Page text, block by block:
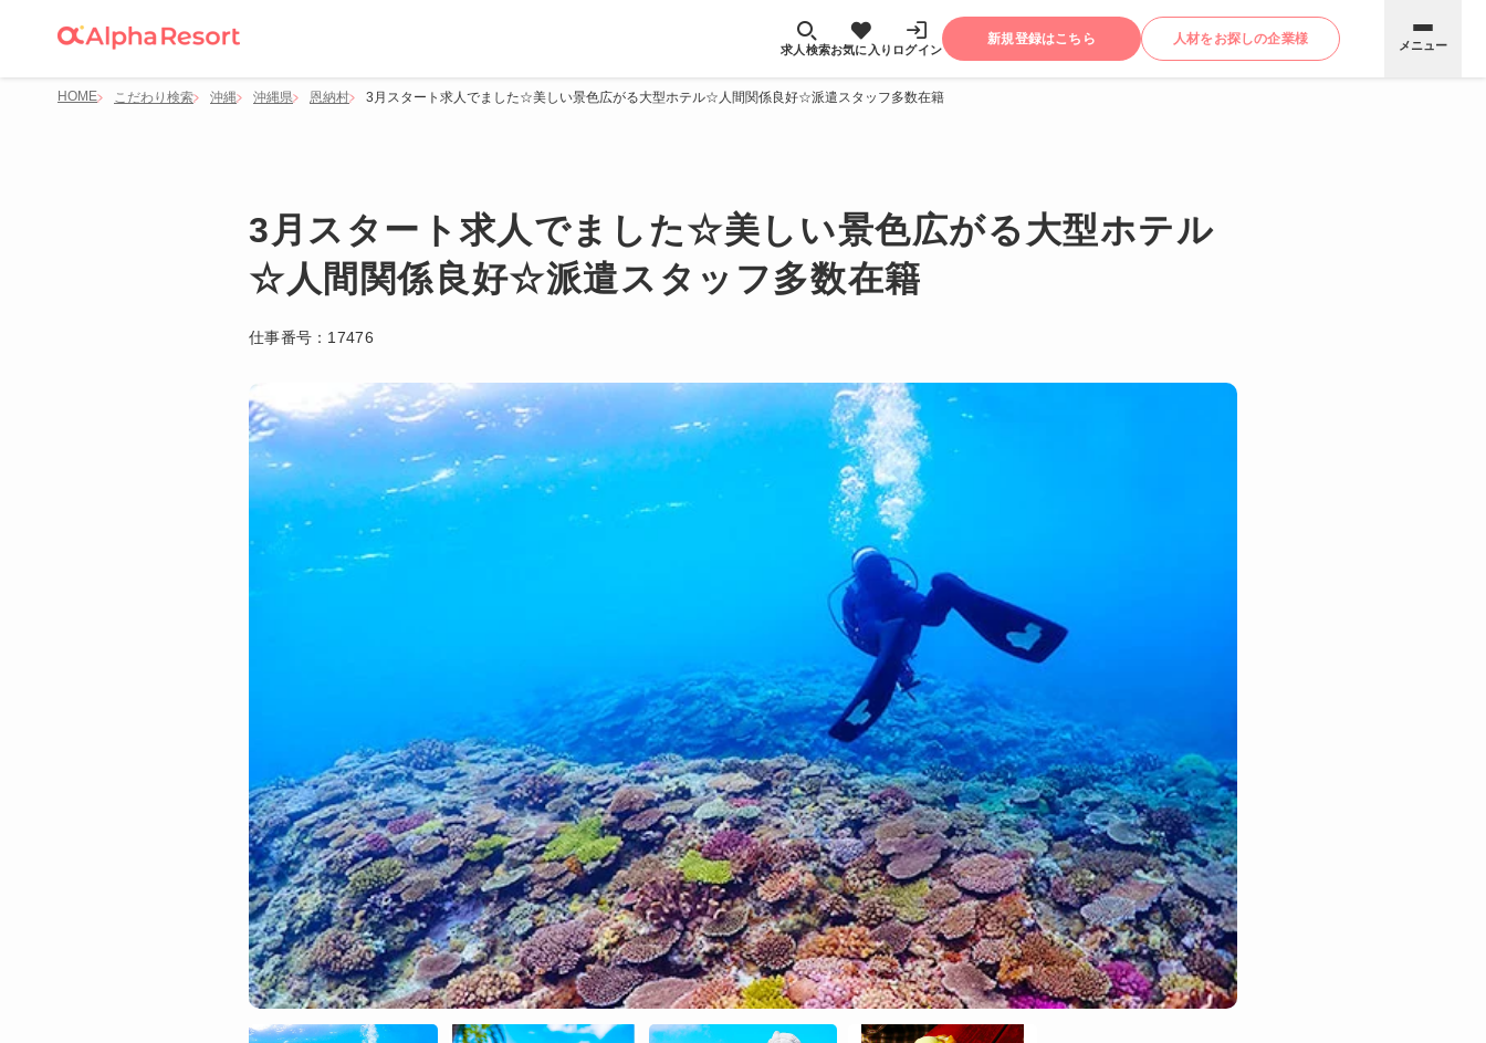
求人検索お気に入り ログイン
新規登録はこちら 人材をお探しの企業様 メニュー
HOME こだわり検索 沖縄 沖縄県 恩納村 3月スタート求人でました☆美しい景色広がる大型ホテル☆人間関係良好☆派遣スタッフ多数在籍
3月スタート求人でました☆美しい景色広がる大型ホテル
☆人間関係良好☆派遣スタッフ多数在籍
仕事番号： 17476